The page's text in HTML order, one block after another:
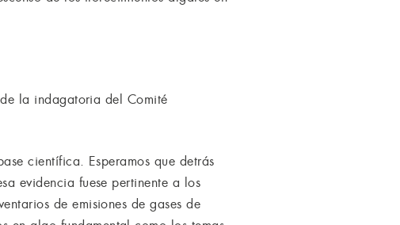
la indagatoria del Comité
científica. Esperamos que detrás
evidencia fuese pertinente a los
de emisiones de gases de